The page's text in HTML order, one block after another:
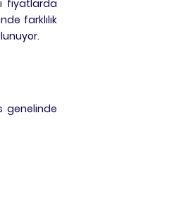
fiyatlarda
farklılık
genelinde